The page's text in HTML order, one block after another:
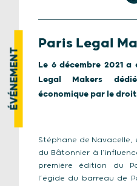
ÉVÉNEMENT
Paris Legal
Le 6 décembre 2021
Legal Makers
économique par le
Stéphane de Navacelle,
du Bâtonnier à
première édition du
l’égide du barreau de